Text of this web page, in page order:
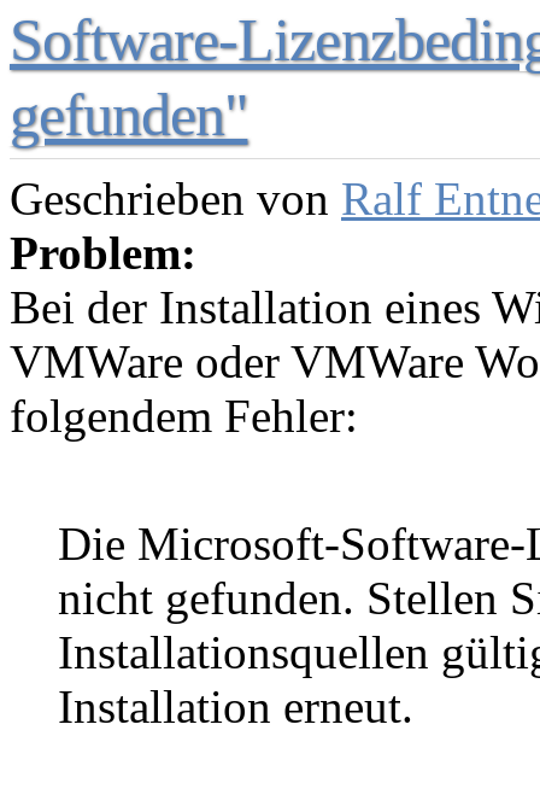
Software-
gefunden"
Geschrieben von Ralf
Problem:
Bei der Installation eines
VMWare oder VMWare
folgendem Fehler:
Die Microsoft-Software-
nicht gefunden. Stellen
Installationsquellen
Installation erneut.